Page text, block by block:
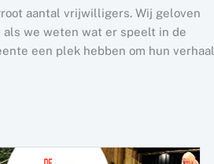
aantal vrijwilligers. Wij geloven
we weten wat er speelt in de
een plek hebben om hun verhaal